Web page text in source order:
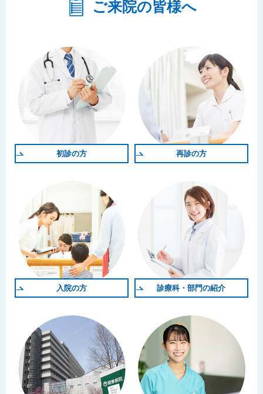
ご来院の皆様へ
初診の方 再診の方
入院の方 診療科・部門の紹介